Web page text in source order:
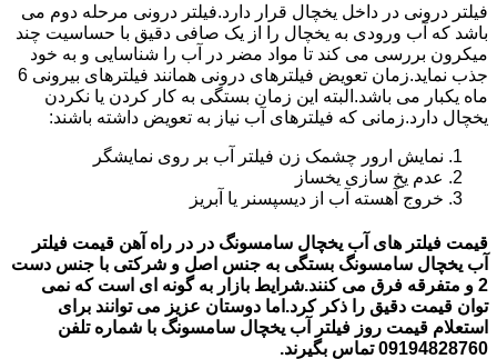
فیلتر درونی در داخل یخچال قرار دارد.فیلتر درونی مرحله دوم می
باشد که آب ورودی به یخچال را از یک صافی دقیق با حساسیت چند
میکرون بررسی می کند تا مواد مضر در آب را شناسایی و به خود
جذب نماید.زمان تعویض فیلترهای درونی همانند فیلترهای بیرونی 6
ماه یکبار می باشد.البته این زمان بستگی به کار کردن یا نکردن
یخچال دارد.زمانی که فیلترهای آب نیاز به تعویض داشته باشند:
نمایش ارور چشمک زن فیلتر آب بر روی نمایشگر
عدم یخ سازی یخساز
خروج آهسته آب از دیسپسنر یا آبریز
قیمت فیلتر های آب یخچال سامسونگ در در راه آهن قیمت فیلتر
آب یخچال سامسونگ بستگی به جنس اصل و شرکتی با جنس دست
2 و متفرقه فرق می کنند.شرایط بازار به گونه ای است که نمی
توان قیمت دقیق را ذکر کرد.اما دوستان عزیز می توانند برای
استعلام قیمت روز فیلتر آب یخچال سامسونگ با شماره تلفن
09194828760 تماس بگیرند.